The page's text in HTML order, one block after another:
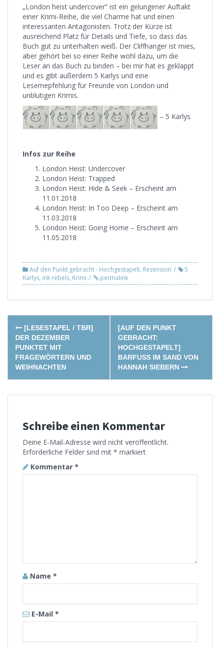
„London heist undercover“ ist ein gelungener Auftakt
einer Krimi-Reihe, die viel Charme hat und einen
interessanten Antagonisten. Trotz der Kürze ist
ausreichend Platz für Details und Tiefe, so dass das
Buch gut zu unterhalten weiß. Der Cliffhanger ist mies,
aber gehört bei so einer Reihe wohl dazu, um die
Leser an das Buch zu binden – bei mir hat es geklappt
und es gibt außerdem 5 Karlys und eine
Lesemepfehlung für Freunde von London und
unblutigen Krimis.
– 5 Karlys
Infos zur Reihe
London Heist: Undercover
London Heist: Trapped
London Heist: Hide & Seek – Erscheint am
11.01.2018
London Heist: In Too Deep – Erscheint am
11.03.2018
London Heist: Going Home – Erscheint am
11.05.2018
Auf den Punkt gebracht - Hochgestapelt, Rezension
5
Karlys, ink rebels, Krimi permalink
Post
navigation
[LESESTAPEL / TBR]
DER DEZEMBER
PUNKTET MIT
FRAGEWÖRTERN UND
WEIHNACHTEN
[AUF DEN PUNKT
GEBRACHT:
HOCHGESTAPELT]
BARFUSS IM SAND VON H
ANNAH SIEBERN
Schreibe einen Kommentar
Deine E-Mail-Adresse wird nicht veröffentlicht.
Erforderliche Felder sind mit * markiert
Kommentar *
Name *
E-Mail *